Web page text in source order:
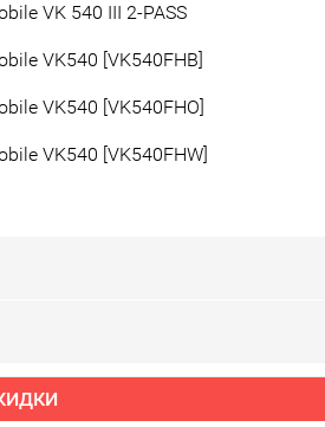
VK 540 III 2-PASS
VK540 [VK540FHB]
VK540 [VK540FHO]
VK540 [VK540FHW]